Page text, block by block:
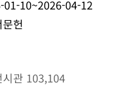
01-10~2026-04-12
문헌
관 103,104